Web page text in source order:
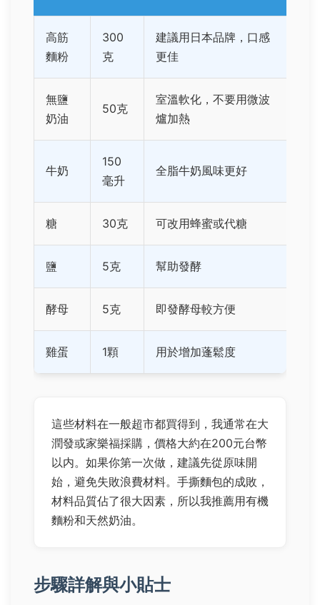
高筋
麵粉
300
克
建議用日本品牌，口感
更佳
無鹽
奶油
50克
室溫軟化，不要用微波
爐加熱
牛奶
150
毫升
全脂牛奶風味更好
糖 30克 可改用蜂蜜或代糖
鹽 5克 幫助發酵
酵母 5克 即發酵母較方便
雞蛋 1顆 用於增加蓬鬆度
這些材料在一般超市都買得到，我通常在大
潤發或家樂福採購，價格大約在200元台幣
以内。如果你第一次做，建議先從原味開
始，避免失敗浪費材料。手撕麵包的成敗，
材料品質佔了很大因素，所以我推薦用有機
麵粉和天然奶油。
步驟詳解與小貼士